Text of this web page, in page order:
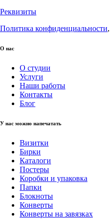
Реквизиты
Политика конфиденциальности,
О нас
О студии
Услуги
Наши работы
Контакты
Блог
У нас можно напечатать
Визитки
Бирки
Каталоги
Постеры
Коробки и упаковка
Папки
Блокноты
Конверты
Конверты на завязках